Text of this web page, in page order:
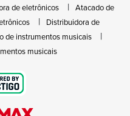
de eletrônicos
Atacado de
Distribuidora de
de instrumentos musicais
musicais